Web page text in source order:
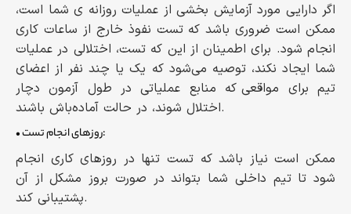
اگر دارایی مورد آزمایش بخشی از عملیات روزانه ی شما است،
ممکن است ضروری باشد که تست نفوذ خارج از ساعات کاری
انجام شود. برای اطمینان از این که تست، اختلالی در عملیات
شما ایجاد نکند، توصیه می‌شود که یک یا چند نفر از اعضای
تیم برای مواقعی که منابع عملیاتی در طول آزمون دچار
اختلال شوند، در حالت آماده‌باش باشند.
• روزهای انجام تست:
ممکن است نیاز باشد که تست تنها در روزهای کاری انجام
شود تا تیم داخلی شما بتواند در صورت بروز مشکل از آن
پشتیبانی کند.